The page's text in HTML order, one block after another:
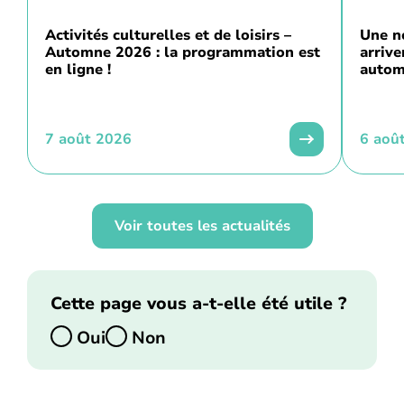
Activités culturelles et de loisirs –
Automne 2026 : la programmation est
en ligne !
7 août 2026
Une
6
Voir toutes les actualités
Cette page vous a-t-elle été utile ?
Oui
Non